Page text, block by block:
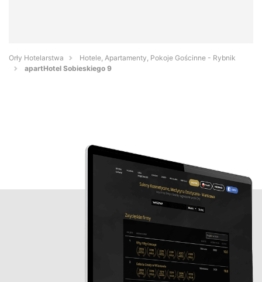
Orły Hotelarstwa
Hotele, Apartamenty, Pokoje Gościnne - Rybnik
apartHotel Sobieskiego 9